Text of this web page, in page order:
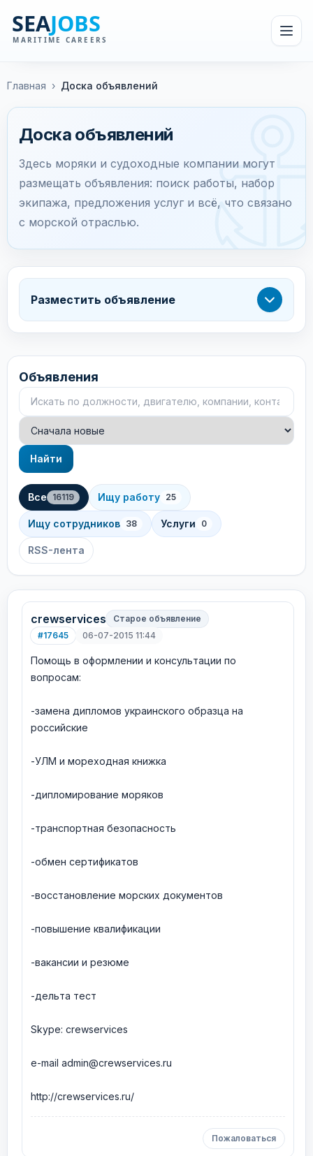
Главная › Доска объявлений
Доска объявлений
Здесь моряки и судоходные компании могут
размещать объявления: поиск работы, набор
экипажа, предложения услуг и всё, что связано
с морской отраслью.
Разместить объявление
Объявления
Поиск объявлений
Сортировка
Найти
Все 16119 Ищу работу 25
Ищу сотрудников 38 Услуги 0
RSS-лента
crewservices
Старое объявление
#17645
06-07-2015 11:44
Помощь в оформлении и консультации по
вопросам:
-замена дипломов украинского образца на
российские
-УЛМ и мореходная книжка
-дипломирование моряков
-транспортная безопасность
-обмен сертификатов
-восстановление морских документов
-повышение квалификации
-вакансии и резюме
-дельта тест
Skype: crewservices
e-mail admin@crewservices.ru
http://crewservices.ru/
Пожаловаться